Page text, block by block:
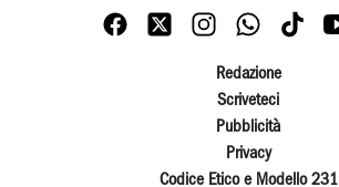
Redazione
Scriveteci
Pubblicità
Privacy
Codice Etico e Modello 231